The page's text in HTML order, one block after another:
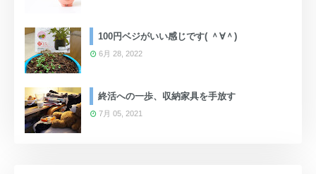
100円ベジがいい感じです( ＾∀＾)
6月 28, 2022
終活への一歩、収納家具を手放す
7月 05, 2021